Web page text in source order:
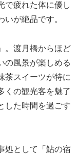
で疲れた体に優し
が絶品です。
。渡月橋からほど
の風景が楽しめる
茶スイーツが特に
くの観光客を魅了
した時間を過ごす
処として「鮎の宿